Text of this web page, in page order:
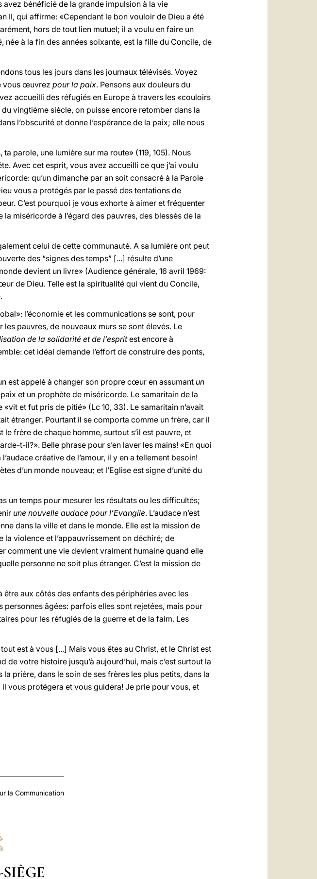
avez bénéficié de la grande impulsion à la vie
II, qui affirme: «Cependant le bon vouloir de Dieu a été
hors de tout lien mutuel; il a voulu en faire un
née à la fin des années soixante, est la fille du Concile, de
tous les jours dans les journaux télévisés. Voyez
vous œuvrez pour la paix. Pensons aux douleurs du
accueilli des réfugiés en Europe à travers les «couloirs
vingtième siècle, on puisse encore retomber dans la
l’obscurité et donne l’espérance de la paix; elle nous
parole, une lumière sur ma route» (119, 105). Nous
Avec cet esprit, vous avez accueilli ce que j’ai voulu
qu’un dimanche par an soit consacré à la Parole
vous a protégés par le passé des tentations de
C’est pourquoi je vous exhorte à aimer et fréquenter
miséricorde à l’égard des pauvres, des blessés de la
celui de cette communauté. A sa lumière ont peut
des “signes des temps” [...] résulte d’une
devient un livre» (Audience générale, 16 avril 1969:
de Dieu. Telle est la spiritualité qui vient du Concile,
l’économie et les communications se sont, pour
pauvres, de nouveaux murs se sont élevés. Le
de la solidarité et de l’espritest encore à
cet idéal demande l’effort de construire des ponts,
est appelé à changer son propre cœur en assumant un
et un prophète de miséricorde. Le samaritain de la
et fut pris de pitié» (Lc 10, 33). Le samaritain n’avait
étranger. Pourtant il se comporta comme un frère, car il
frère de chaque homme, surtout s’il est pauvre, et
t-il?». Belle phrase pour s’en laver les mains! «En quoi
créative de l’amour, il y en a tellement besoin!
d’un monde nouveau; et l’Eglise est signe d’unité du
un temps pour mesurer les résultats ou les difficultés;
une nouvelle audace pour l’Evangile. L’audace n’est
dans la ville et dans le monde. Elle est la mission de
violence et l’appauvrissement on déchiré; de
comment une vie devient vraiment humaine quand elle
personne ne soit plus étranger. C’est la mission de
aux côtés des enfants des périphéries avec les
âgées: parfois elles sont rejetées, mais pour
pour les réfugiés de la guerre et de la faim. Les
est à vous [...] Mais vous êtes au Christ, et le Christ est
de votre histoire jusqu’à aujourd’hui, mais c’est surtout la
prière, dans le soin de ses frères les plus petits, dans la
vous protégera et vous guidera! Je prie pour vous, et
la Communication